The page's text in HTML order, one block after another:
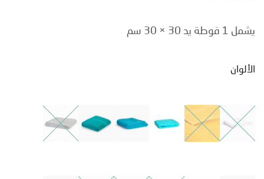
× 30 سم